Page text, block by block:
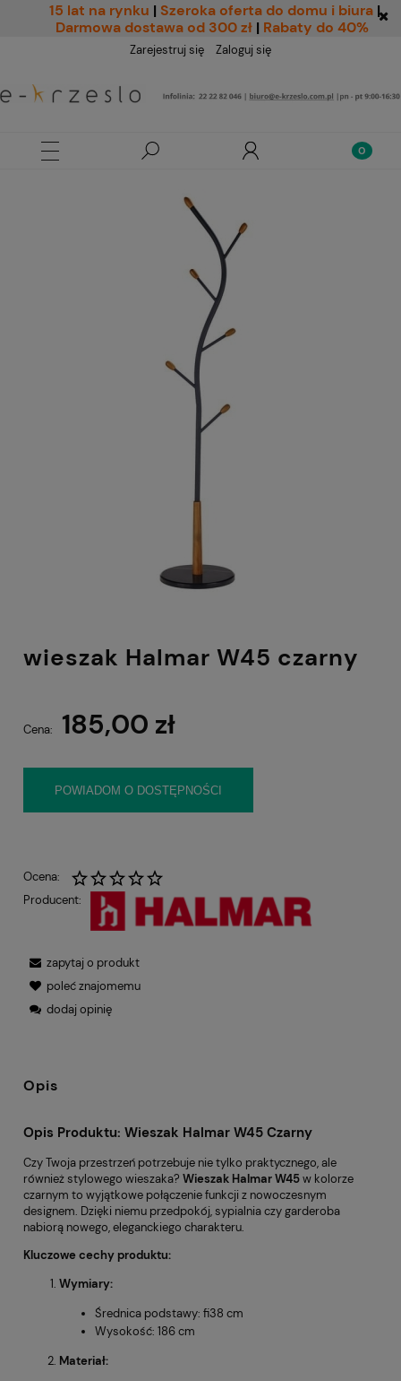
15 lat na rynku | Szeroka oferta do domu i biura |
Darmowa dostawa od 300 zł | Rabaty do 40%
Zarejestruj się Zaloguj się
wieszak Halmar W45 czarny
Cena: 185,00 zł
POWIADOM O DOSTĘPNOŚCI
Ocena:
Producent:
zapytaj o produkt
poleć znajomemu
dodaj opinię
Opis
Opis Produktu: Wieszak Halmar W45 Czarny
Czy Twoja przestrzeń potrzebuje nie tylko praktycznego, ale
również stylowego wieszaka? Wieszak Halmar W45w kolorze
czarnym to wyjątkowe połączenie funkcji z nowoczesnym
designem. Dzięki niemu przedpokój, sypialnia czy garderoba
nabiorą nowego, eleganckiego charakteru.
Kluczowe cechy produktu:
Wymiary:
Średnica podstawy: fi38 cm
Wysokość: 186 cm
Materiał: